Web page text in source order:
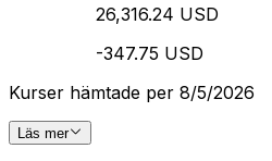
26,316.24 USD
-347.75 USD
Kurser hämtade per 8/5/2026
Läs mer